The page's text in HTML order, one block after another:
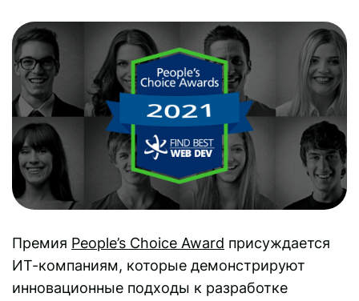
Премия People’s Choice Award присуждается
ИТ-компаниям, которые демонстрируют
инновационные подходы к разработке